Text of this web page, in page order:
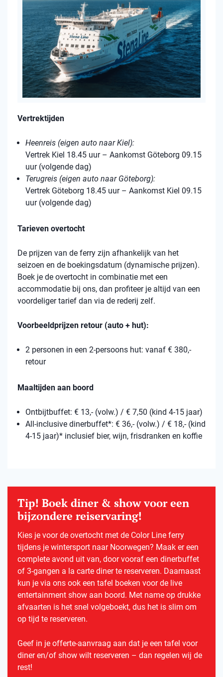
Vertrektijden
Heenreis (eigen auto naar Kiel):
Vertrek Kiel 18.45 uur – Aankomst Göteborg 09.15
uur (volgende dag)
Terugreis (eigen auto naar Göteborg):
Vertrek Göteborg 18.45 uur – Aankomst Kiel 09.15
uur (volgende dag)
Tarieven overtocht
De prijzen van de ferry zijn afhankelijk van het
seizoen en de boekingsdatum (dynamische prijzen).
Boek je de overtocht in combinatie met een
accommodatie bij ons, dan profiteer je altijd van een
voordeliger tarief dan via de rederij zelf.
Voorbeeldprijzen retour (auto + hut):
2 personen in een 2-persoons hut: vanaf € 380,-
retour
Maaltijden aan boord
Ontbijtbuffet: € 13,- (volw.) / € 7,50 (kind 4-15 jaar)
All-inclusive dinerbuffet*: € 36,- (volw.) / € 18,- (kind
4-15 jaar)* inclusief bier, wijn, frisdranken en koffie
Tip! Boek diner & show voor een
bijzondere reiservaring!
Kies je voor de overtocht met de Color Line ferry
tijdens je wintersport naar Noorwegen? Maak er een
complete avond uit van, door vooraf een dinerbuffet
of 3-gangen a la carte diner te reserveren. Daarnaast
kun je via ons ook een tafel boeken voor de live
entertainment show aan boord. Met name op drukke
afvaarten is het snel volgeboekt, dus het is slim om
op tijd te reserveren.
Geef in je offerte-aanvraag aan dat je een tafel voor
diner en/of show wilt reserveren – dan regelen wij de
rest!